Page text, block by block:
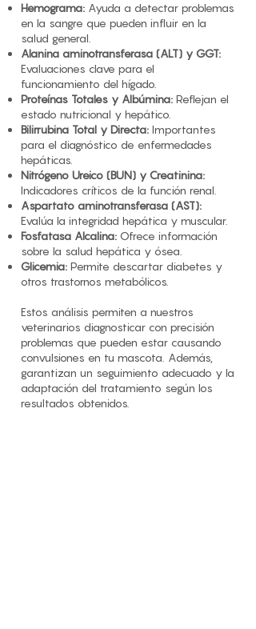
Hemograma: Ayuda a detectar problemas
en la sangre que pueden influir en la
salud general.
Alanina aminotransferasa (ALT) y GGT:
Evaluaciones clave para el
funcionamiento del hígado.
Proteínas Totales y Albúmina: Reflejan el
estado nutricional y hepático.
Bilirrubina Total y Directa: Importantes
para el diagnóstico de enfermedades
hepáticas.
Nitrógeno Ureico (BUN) y Creatinina:
Indicadores críticos de la función renal.
Aspartato aminotransferasa (AST):
Evalúa la integridad hepática y muscular.
Fosfatasa Alcalina: Ofrece información
sobre la salud hepática y ósea.
Glicemia: Permite descartar diabetes y
otros trastornos metabólicos.
Estos análisis permiten a nuestros
veterinarios diagnosticar con precisión
problemas que pueden estar causando
convulsiones en tu mascota. Además,
garantizan un seguimiento adecuado y la
adaptación del tratamiento según los
resultados obtenidos.